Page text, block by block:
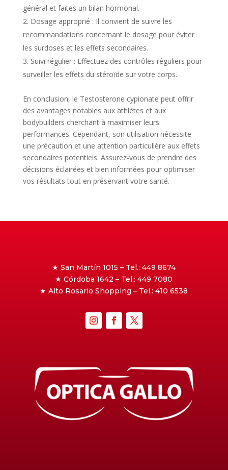
général et faites un bilan hormonal.
Dosage approprié : Il convient de suivre les
recommandations concernant le dosage pour éviter
les surdoses et les effets secondaires.
Suivi régulier : Effectuez des contrôles réguliers pour
surveiller les effets du stéroïde sur votre corps.
En conclusion, le Testosterone cypionate peut offrir
des avantages notables aux athlètes et aux
bodybuilders cherchant à maximiser leurs
performances. Cependant, son utilisation nécessite
une précaution et une attention particulière aux effets
secondaires potentiels. Assurez-vous de prendre des
décisions éclairées et bien informées pour optimiser
vos résultats tout en préservant votre santé.
★ San Martín 1015 – Tel.: 449 8674
★ Córdoba 1642 – Tel.: 449 7080
★ Alto Rosario Shopping – Tel.: 410 6538